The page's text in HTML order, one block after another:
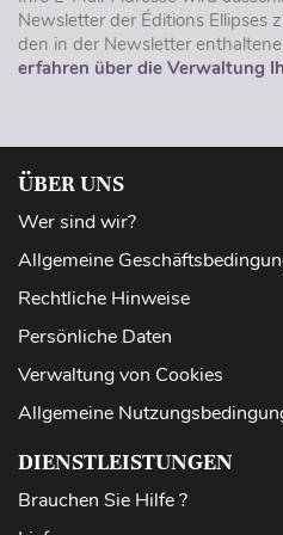
Newsletter der Éditions Ellipses
den in der Newsletter
erfahren über die Verwaltung
ÜBER UNS
Wer sind wir?
Allgemeine
Rechtliche Hinweise
Persönliche Daten
Verwaltung von Cookies
Allgemeine
DIENSTLEISTUNGEN
Brauchen Sie Hilfe ?